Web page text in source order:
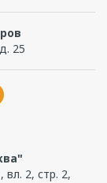
25
вл. 2, стр. 2,